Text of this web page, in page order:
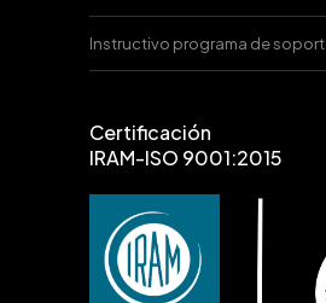
Instructivo programa de
Certificación
IRAM-ISO 9001:2015